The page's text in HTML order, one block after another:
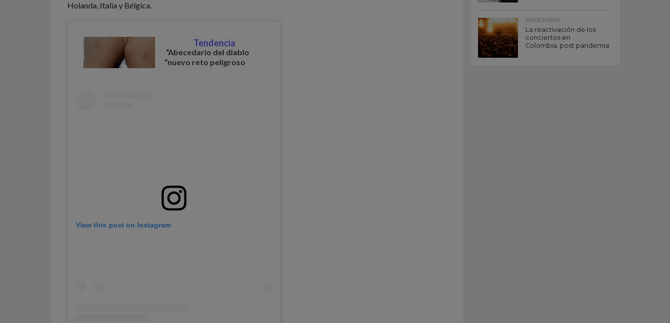
Holanda, Italia y Bélgica.
Tendencia
“Abecedario del diablo
“nuevo reto peligroso
View this post on Instagram
MUSICMANÍA
La reactivación de los
conciertos en
Colombia, post pandemia